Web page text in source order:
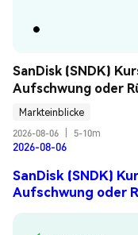
SanDisk (SNDK)
Aufschwung oder
Markteinblicke
2026-08-06
5-10m
2026-08-06
SanDisk (SNDK)
Aufschwung oder